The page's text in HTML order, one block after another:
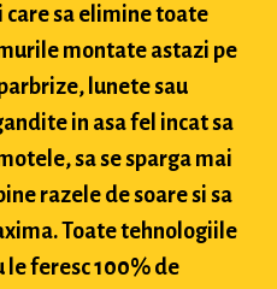
sa elimine toate
montate astazi pe
lunete sau
in asa fel incat sa
sa se sparga mai
razele de soare si sa
Toate tehnologiile
le feresc 100% de